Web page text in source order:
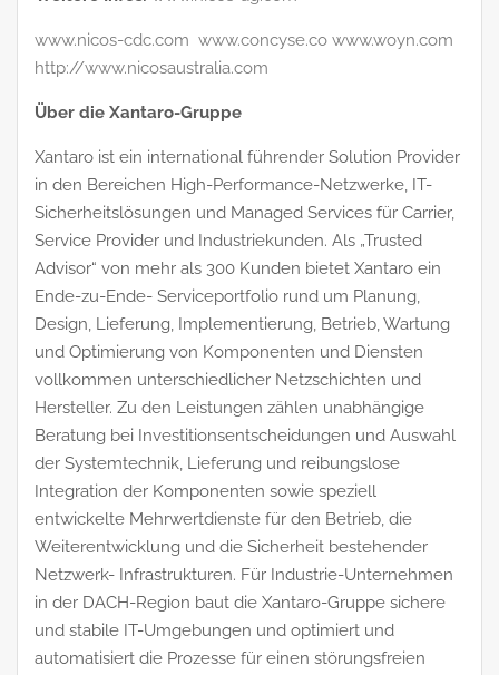
www.nicos-cdc.com www.concyse.co www.woyn.com
http://www.nicosaustralia.com
Über die Xantaro-Gruppe
Xantaro ist ein international führender Solution Provider
in den Bereichen High-Performance-Netzwerke, IT-
Sicherheitslösungen und Managed Services für Carrier,
Service Provider und Industriekunden. Als „Trusted
Advisor“ von mehr als 300 Kunden bietet Xantaro ein
Ende-zu-Ende- Serviceportfolio rund um Planung,
Design, Lieferung, Implementierung, Betrieb, Wartung
und Optimierung von Komponenten und Diensten
vollkommen unterschiedlicher Netzschichten und
Hersteller. Zu den Leistungen zählen unabhängige
Beratung bei Investitionsentscheidungen und Auswahl
der Systemtechnik, Lieferung und reibungslose
Integration der Komponenten sowie speziell
entwickelte Mehrwertdienste für den Betrieb, die
Weiterentwicklung und die Sicherheit bestehender
Netzwerk- Infrastrukturen. Für Industrie-Unternehmen
in der DACH-Region baut die Xantaro-Gruppe sichere
und stabile IT-Umgebungen und optimiert und
automatisiert die Prozesse für einen störungsfreien